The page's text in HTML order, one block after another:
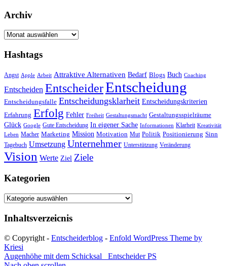
Archiv
Archiv
Hashtags
Angst Apple Arbeit Attraktive Alternativen Bedarf Blogs Buch Coaching
Entscheiden EntscheiderEntscheidung
Entscheidungsfalle Entscheidungsklarheit Entscheidungskriterien
Erfahrung Erfolg Fehler Freiheit Gestaltungsmacht Gestaltungsspielräume
Glück Google Gute Entscheidung In eigener Sache Informationen Klarheit Kreativität
Leben Macher Marketing Mission Motivation Mut Politik Positionierung Sinn
Tagebuch Umsetzung Unternehmer Unterstützung Veränderung
Vision Werte Ziel Ziele
Kategorien
Kategorien
Inhaltsverzeicnis
© Copyright - Entscheiderblog - Enfold WordPress Theme by
Kriesi
Augenhöhe mit dem Schicksal
Entscheider PS